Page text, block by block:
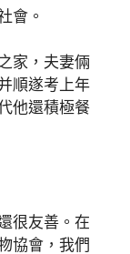
會。
家，夫妻倆
順遂考上年
他還積極餐
很友善。在
協會，我們